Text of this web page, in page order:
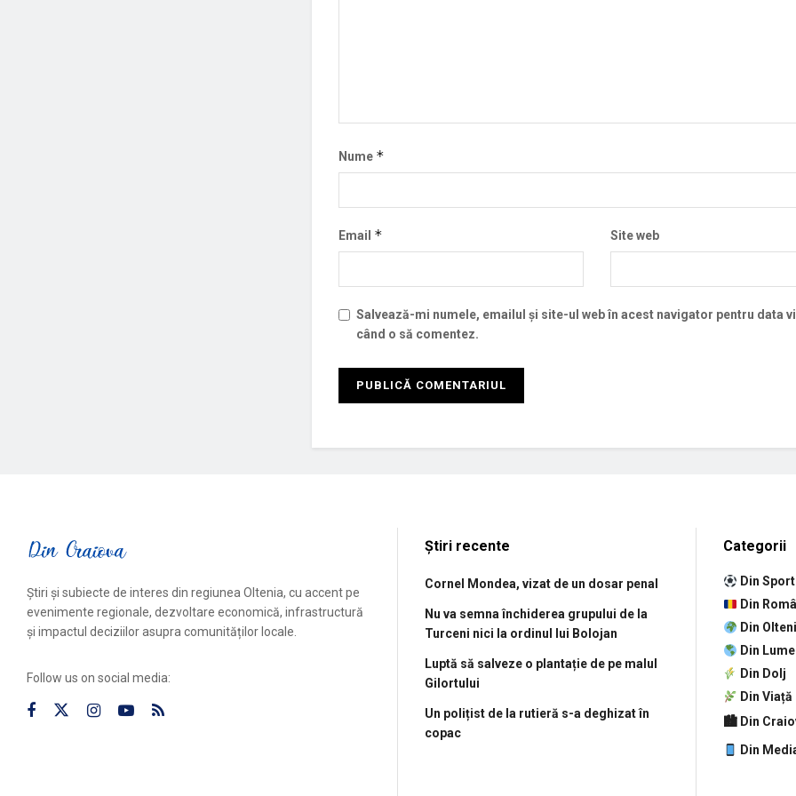
Nume *
Email * Site web
Salvează-mi numele, emailul și site-ul web în acest navigator pentru data
când o să comentez.
Știri și subiecte de interes din regiunea Oltenia, cu accent pe
evenimente regionale, dezvoltare economică, infrastructură
și impactul deciziilor asupra comunităților locale.
Follow us on social media:
Știri recente
Cornel Mondea, vizat de un dosar penal
Nu va semna închiderea grupului de la
Turceni nici la ordinul lui Bolojan
Luptă să salveze o plantație de pe malul
Gilortului
Un polițist de la rutieră s-a deghizat în
copac
Categorii
Din Sport
Din
Din
Din Lume
Din Dolj
Din Viață
🏙 Din
Din